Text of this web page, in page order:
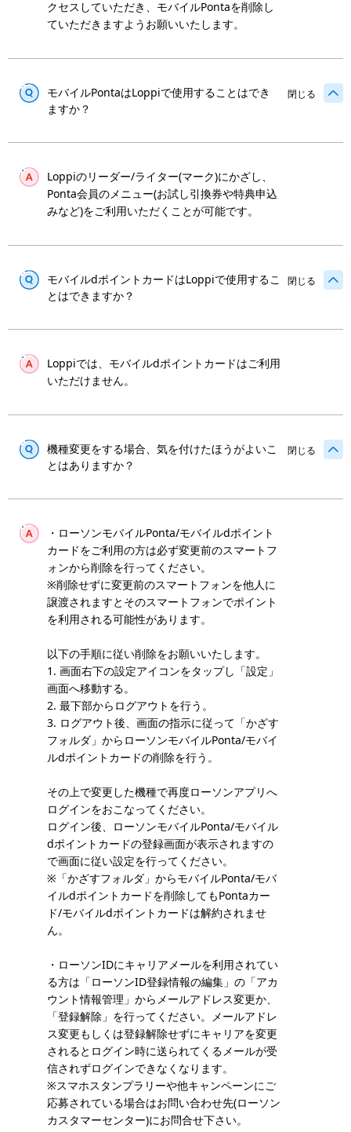
クセスしていただき、モバイルPontaを削除し
ていただきますようお願いいたします。
モバイルPontaはLoppiで使用することはでき
ますか？
閉じる
Loppiのリーダー/ライター(マーク)にかざし、
Ponta会員のメニュー(お試し引換券や特典申込
みなど)をご利用いただくことが可能です。
モバイルdポイントカードはLoppiで使用するこ
とはできますか？
閉じる
Loppiでは、モバイルdポイントカードはご利用
いただけません。
機種変更をする場合、気を付けたほうがよいこ
とはありますか？
閉じる
・ローソンモバイルPonta/モバイルdポイント
カードをご利用の方は必ず変更前のスマートフ
ォンから削除を行ってください。
※削除せずに変更前のスマートフォンを他人に
譲渡されますとそのスマートフォンでポイント
を利用される可能性があります。
以下の手順に従い削除をお願いいたします。
1. 画面右下の設定アイコンをタップし「設定」
画面へ移動する。
2. 最下部からログアウトを行う。
3. ログアウト後、画面の指示に従って「かざす
フォルダ」からローソンモバイルPonta/モバイ
ルdポイントカードの削除を行う。
その上で変更した機種で再度ローソンアプリへ
ログインをおこなってください。
ログイン後、ローソンモバイルPonta/モバイル
dポイントカードの登録画面が表示されますの
で画面に従い設定を行ってください。
※「かざすフォルダ」からモバイルPonta/モバ
イルdポイントカードを削除してもPontaカー
ド/モバイルdポイントカードは解約されませ
ん。
・ローソンIDにキャリアメールを利用されてい
る方は「ローソンID登録情報の編集」の「アカ
ウント情報管理」からメールアドレス変更か、
「登録解除」を行ってください。メールアドレ
ス変更もしくは登録解除せずにキャリアを変更
されるとログイン時に送られてくるメールが受
信されずログインできなくなります。
※スマホスタンプラリーや他キャンペーンにご
応募されている場合はお問い合わせ先(ローソン
カスタマーセンター)にお問合せ下さい。